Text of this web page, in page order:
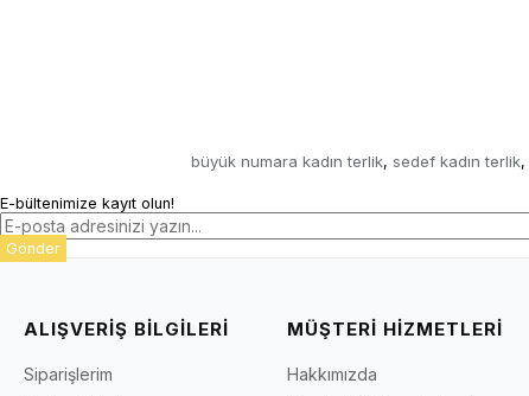
büyük numara kadın terlik, sedef kadın terlik,
E-bültenimize kayıt olun!
Gönder
ALIŞVERİŞ BİLGİLERİ
Siparişlerim
MÜŞTERİ HİZMETLERİ
Hakkımızda